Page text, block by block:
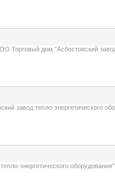
дом "Асбестовский завод
завод тепло-энергетического
энергетического